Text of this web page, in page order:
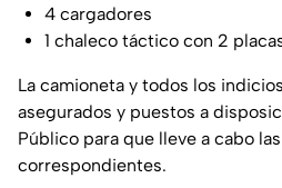
4 cargadores
1 chaleco táctico con 2
La camioneta y todos los
asegurados y puestos a
Público para que lleve a cabo
correspondientes.